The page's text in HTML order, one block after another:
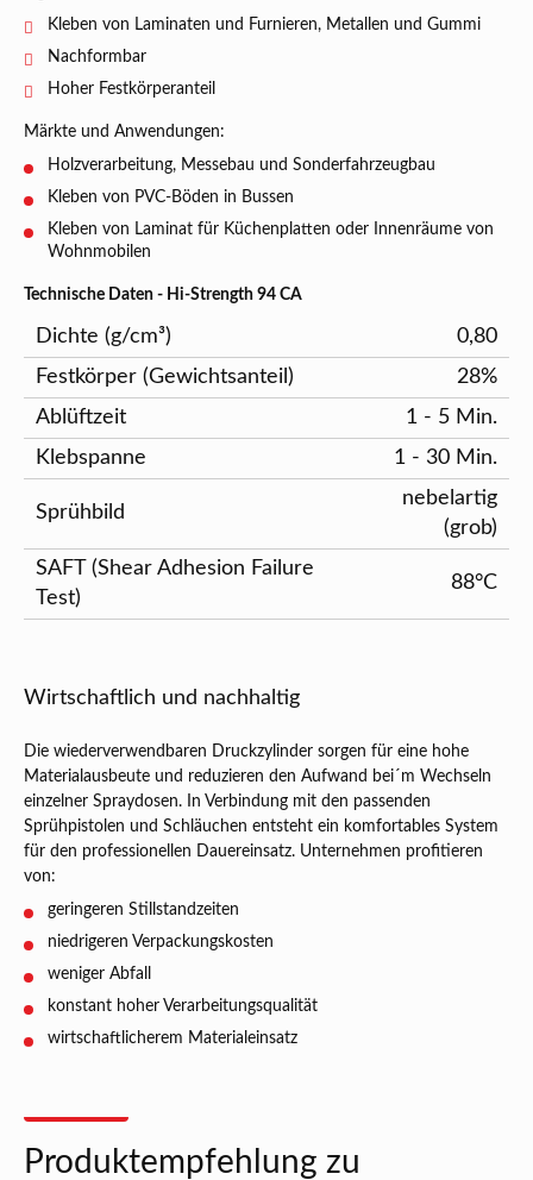
Kleben von Laminaten und Furnieren, Metallen und Gummi
Nachformbar
Hoher Festkörperanteil
Märkte und Anwendungen:
Holzverarbeitung, Messebau und Sonderfahrzeugbau
Kleben von PVC-Böden in Bussen
Kleben von Laminat für Küchenplatten oder Innenräume von
Wohnmobilen
Technische Daten - Hi-Strength 94 CA
Dichte (g/cm³)
0,80
Festkörper (Gewichtsanteil)
28%
Ablüftzeit
1 - 5 Min.
Klebspanne
1 - 30 Min.
Sprühbild
nebelartig
(grob)
SAFT (Shear Adhesion Failure
Test)
88°C
Wirtschaftlich und nachhaltig
Die wiederverwendbaren Druckzylinder sorgen für eine hohe
Materialausbeute und reduzieren den Aufwand bei´m Wechseln
einzelner Spraydosen. In Verbindung mit den passenden
Sprühpistolen und Schläuchen entsteht ein komfortables System
für den professionellen Dauereinsatz. Unternehmen profitieren
von:
geringeren Stillstandzeiten
niedrigeren Verpackungskosten
weniger Abfall
konstant hoher Verarbeitungsqualität
wirtschaftlicherem Materialeinsatz
Produktempfehlung zu